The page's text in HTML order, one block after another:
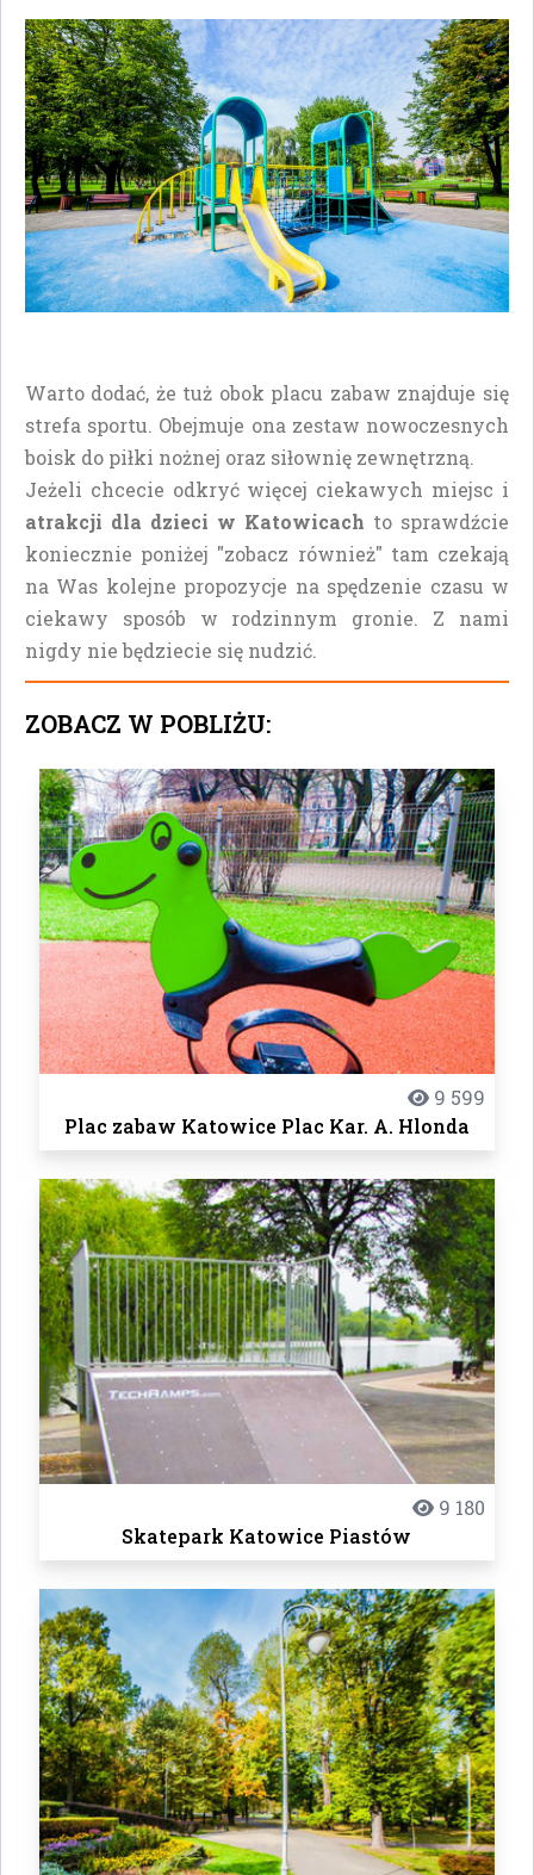
Warto dodać, że tuż obok placu zabaw znajduje się
strefa sportu. Obejmuje ona zestaw nowoczesnych
boisk do piłki nożnej oraz siłownię zewnętrzną.
Jeżeli chcecie odkryć więcej ciekawych miejsc i
atrakcji dla dzieci w Katowicach to sprawdźcie
koniecznie poniżej "zobacz również" tam czekają
na Was kolejne propozycje na spędzenie czasu w
ciekawy sposób w rodzinnym gronie. Z nami
nigdy nie będziecie się nudzić.
ZOBACZ W POBLIŻU:
9 599
Plac zabaw Katowice Plac Kar. A. Hlonda
9 180
Skatepark Katowice Piastów